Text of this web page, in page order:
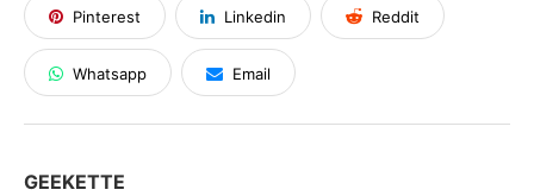
Pinterest Linkedin Reddit
Whatsapp Email
GEEKETTE